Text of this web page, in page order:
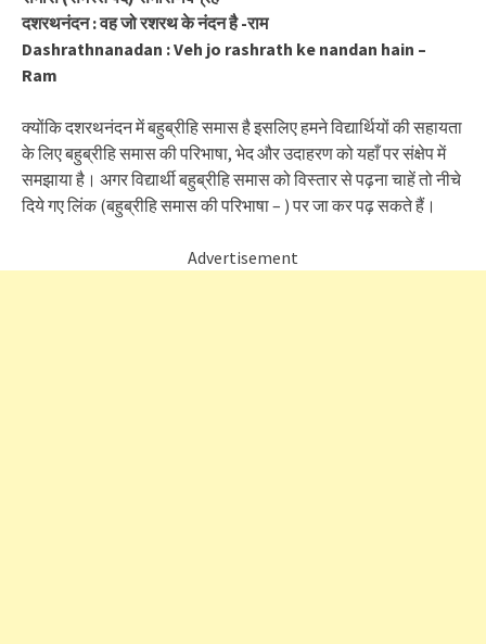
दशरथनंदन : वह जो रशरथ के नंदन है -राम
Dashrathnanadan : Veh jo rashrath ke nandan hain –
Ram
क्योंकि दशरथनंदन में बहुब्रीहि समास है इसलिए हमने विद्यार्थियों की सहायता
के लिए बहुब्रीहि समास की परिभाषा, भेद और उदाहरण को यहाँ पर संक्षेप में
समझाया है। अगर विद्यार्थी बहुब्रीहि समास को विस्तार से पढ़ना चाहें तो नीचे
दिये गए लिंक (बहुब्रीहि समास की परिभाषा – ) पर जा कर पढ़ सकते हैं।
Advertisement